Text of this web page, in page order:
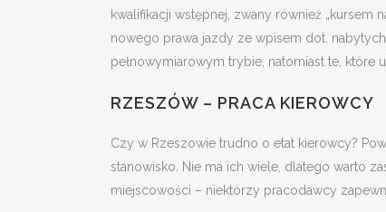
kwalifikacji wstępnej, zwany również
nowego prawa jazdy ze wpisem dot.
pełnowymiarowym trybie, natomiast te, które
RZESZÓW – PRACA KIEROWCY
Czy w Rzeszowie trudno o etat kierowcy?
stanowisko. Nie ma ich wiele, dlatego warto
miejscowości – niektórzy pracodawcy